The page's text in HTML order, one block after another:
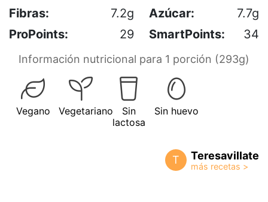
Fibras:
7.2g Azúcar:
7.7g
ProPoints:
29 SmartPoints: 34
Información nutricional para 1 porción (293g)
Vegano Vegetariano
Sin
lactosa
Sin huevo
T Teresavillate